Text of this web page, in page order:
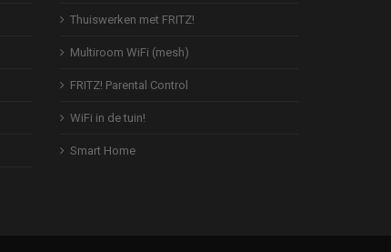
Thuiswerken met FRITZ!
Multiroom WiFi (mesh)
FRITZ! Parental Control
WiFi in de tuin!
Smart Home